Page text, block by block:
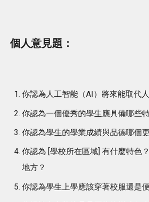
個人意見題：
你認為人工智能（AI）將來能取代
你認為一個優秀的學生應具備哪些
你認為學生的學業成績與品德哪個
你認為 [學校所在區域] 有什麼特色
地方？
你認為學生上學應該穿著校服還是